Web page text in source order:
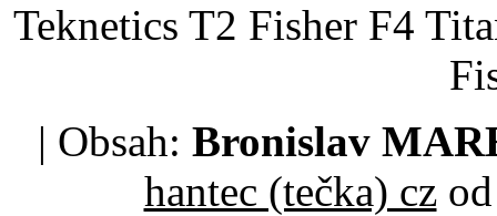
Teknetics T2 Fisher F4
| Obsah: Bronislav
hantec (tečka) czod